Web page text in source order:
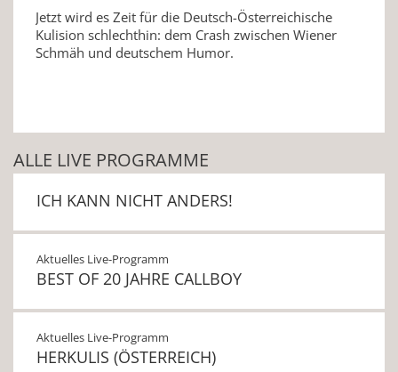
Jetzt wird es Zeit für die Deutsch-Österreichische
Kulision schlechthin: dem Crash zwischen Wiener
Schmäh und deutschem Humor.
ALLE LIVE PROGRAMME
ICH KANN NICHT ANDERS!
Aktuelles Live-Programm
BEST OF 20 JAHRE CALLBOY
Aktuelles Live-Programm
HERKULIS (ÖSTERREICH)